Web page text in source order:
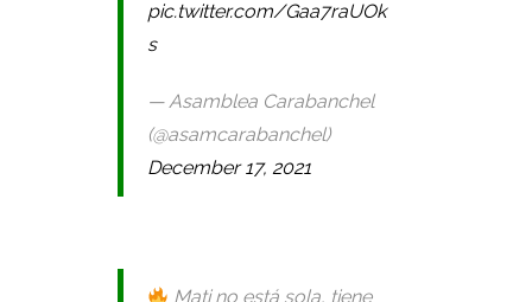
pic.twitter.com/Gaa7raUOk
s
— Asamblea Carabanchel
(@asamcarabanchel)
December 17, 2021
Mati no está sola, tiene